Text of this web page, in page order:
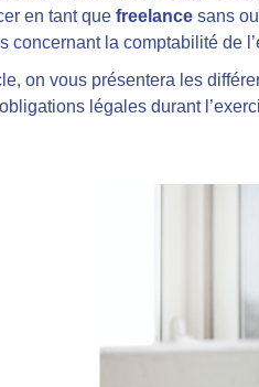
en tant que freelance sans
concernant la comptabilité de
on vous présentera les
légales durant